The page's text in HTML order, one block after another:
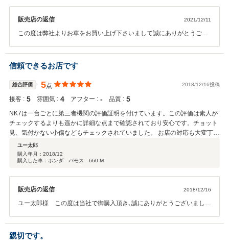
販売店の返信 2021/12/11
この度は弊社よりお車をお買い上げ下さいまして誠にありがとうござ
す。 オイル交換や一般整備、車検などお車に関しまして何かお困りこ
となどがございましたら、お気軽にご相談下さい。 今後ともよろしく
お願い申し上げます。
信頼できるお店です
総合評価 5点 2018/12/16投稿
接客 : 5 雰囲気 : 4 アフター : ‐ 品質 : 5
NK7は一台ごとに第三者機関の評価証明を付けています。この評価は素人が
チェックするよりも遥かに詳細な点まで確認されており安心です。チョット
見、気付かない小傷などもチェックされていました。 お店の対応も大変丁寧
で、契約に関する重要事項も省略せずきちんと説明してくれました。今回は
車検付きの車でしたが、納車前に整備しなおし、綺麗に清掃したうえで納車
してくれました。気持ち良く購入できて良かったと思います。軽担当の今井
ユー太郎
購入年月： 2018/12
購入した車：ホンダ バモス 660 M
販売店の返信 2018/12/16
ユー太郎様 この度は当社で御購入頂き､誠にありがとうございまし
らお越しの際に自転車でいらしたときは大変驚きました！自転車を積
んで是非色々なところへお出かけください。何かお困りの際はお気軽
に御相談下さい。今後とも､どうぞよろしくお願い申し上げます。
親切です。